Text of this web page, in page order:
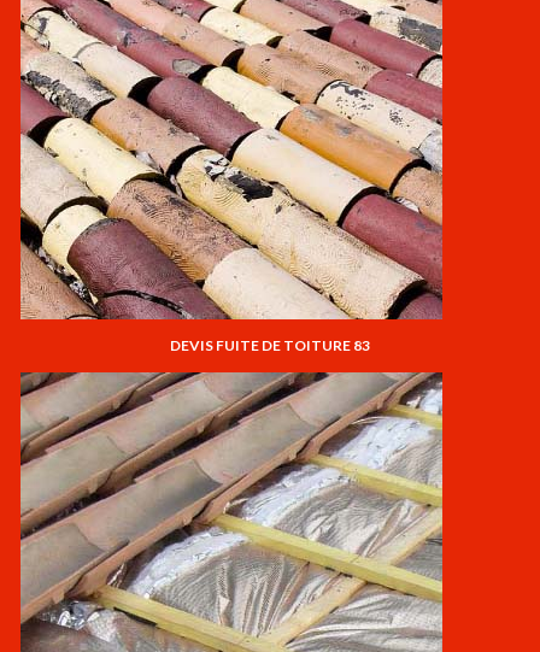
DEVIS FUITE DE TOITURE 83